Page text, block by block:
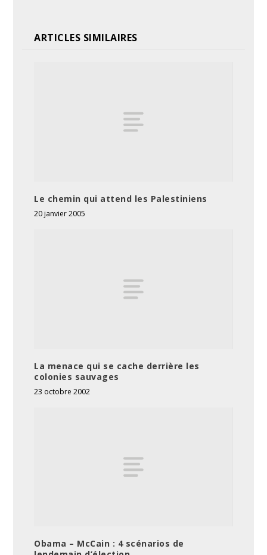
ARTICLES SIMILAIRES
Le chemin qui attend les Palestiniens
20 janvier 2005
La menace qui se cache derrière les
colonies sauvages
23 octobre 2002
Obama – McCain : 4 scénarios de